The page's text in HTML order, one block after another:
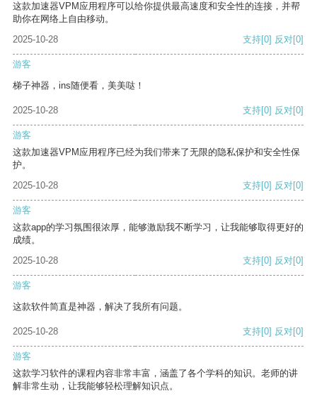
这款加速器VPM应用程序可以给你提供最高速度和安全性的连接，并帮
助你在网络上自由移动。
2025-10-28
支持[0] 反对[0]
游客
梯子神器，ins随便看，美美哒！
2025-10-28 支持[0] 反对[0]
游客
这款加速器VPM应用程序已经为我们带来了无限的隐私保护和安全性保
护。
2025-10-28
支持[0] 反对[0]
游客
这款app的学习氛围很浓厚，能够激励我不断学习，让我能够取得更好的
成绩。
2025-10-28
支持[0] 反对[0]
游客
这款软件简直是神器，解决了我所有问题。
2025-10-28 支持[0] 反对[0]
游客
这款学习软件的课程内容非常丰富，涵盖了各个学科的知识。老师的讲
解非常生动，让我能够轻松理解知识点。